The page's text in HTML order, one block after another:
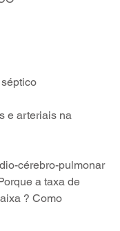
e arteriais na
cérebro-pulmonar
a taxa de
? Como